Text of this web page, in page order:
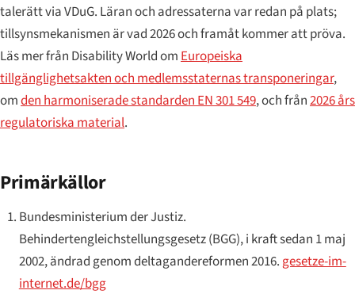
talerätt via VDuG. Läran och adressaterna var redan på plats;
tillsynsmekanismen är vad 2026 och framåt kommer att pröva.
Läs mer från Disability World om Europeiska
tillgänglighetsakten och medlemsstaternas transponeringar,
omden harmoniserade standarden EN 301 549, och från2026 års
regulatoriska material.
Primärkällor
Bundesministerium der Justiz.
Behindertengleichstellungsgesetz (BGG), i kraft sedan 1 maj
2002, ändrad genom deltagandereformen 2016. gesetze-im-
internet.de/bgg